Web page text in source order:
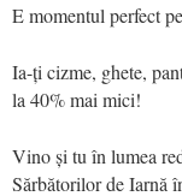
E momentul perfect
Ia-ți cizme, ghete,
la 40% mai mici!
Vino și tu în lumea
Sărbătorilor de Iarnă